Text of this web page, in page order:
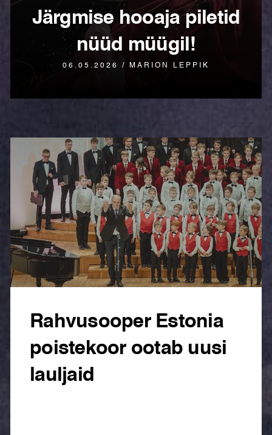
Järgmise hooaja piletid
nüüd müügil!
06.05.2026 / MARION LEPPIK
Rahvusooper Estonia
poistekoor ootab uusi
lauljaid